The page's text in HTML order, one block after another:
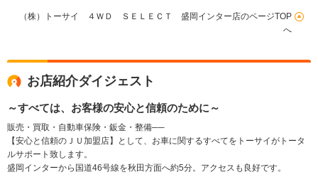
（株）トーサイ ４ＷＤ ＳＥＬＥＣＴ 盛岡インター店のページTOP
へ
お店紹介ダイジェスト
～すべては、お客様の安心と信頼のために～
販売・買取・自動車保険・鈑金・整備──
【安心と信頼のＪＵ加盟店】として、お車に関するすべてをトーサイがトータ
ルサポート致します。
盛岡インターから国道46号線を秋田方面へ約5分。アクセスも良好です。